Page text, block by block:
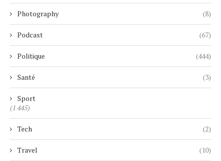
Photography (8)
Podcast (67)
Politique (444)
Santé (3)
Sport
(1 445)
Tech (2)
Travel (10)